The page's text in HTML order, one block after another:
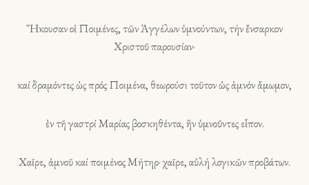
Ἥκουσαν οἱ Ποιμένες, τῶν Ἀγγέλων ὑμνούντων, τήν ἔνσαρκον
Χριστοῦ παρουσίαν·
καί δραμόντες ὠς πρός Ποιμένα, θεωρούσι τοῦτον ὡς ἀμνόν ἄμωμον,
ἐν τῆ γαστρί Μαρίας βοσκηθέντα, ἥν ὑμνοῦντες εἶπον.
Χαῖρε, ἀμνοῦ καί ποιμένος Μήτηρ· χαῖρε, αὐλή λογικῶν προβάτων.